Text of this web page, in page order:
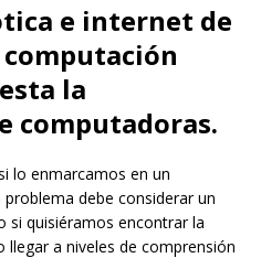
e internet de
computación
la
computadoras.
lo enmarcamos en un
debe considerar un
si quisiéramos encontrar la
a niveles de comprensión